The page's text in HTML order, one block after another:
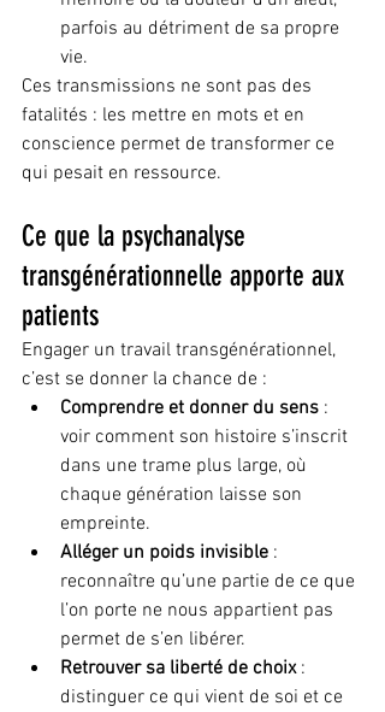
parfois au détriment de sa propre
vie.
Ces transmissions ne sont pas des
fatalités : les mettre en mots et en
conscience permet de transformer ce
qui pesait en ressource.
Ce que la psychanalyse
transgénérationnelle apporte aux
patients
Engager un travail transgénérationnel,
c’est se donner la chance de :
Comprendre et donner du sens :
voir comment son histoire s’inscrit
dans une trame plus large, où
chaque génération laisse son
empreinte.
Alléger un poids invisible :
reconnaître qu’une partie de ce que
l’on porte ne nous appartient pas
permet de s’en libérer.
Retrouver sa liberté de choix :
distinguer ce qui vient de soi et ce